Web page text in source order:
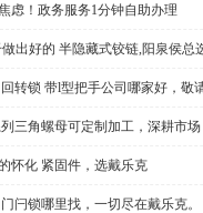
虑！政务服务1分钟自助办理
出好的 半隐藏式铰链,阳泉侯总
转锁 带l型把手公司哪家好，敬
三角螺母可定制加工，深耕市场
怀化 紧固件，选戴乐克
闩锁哪里找，一切尽在戴乐克。